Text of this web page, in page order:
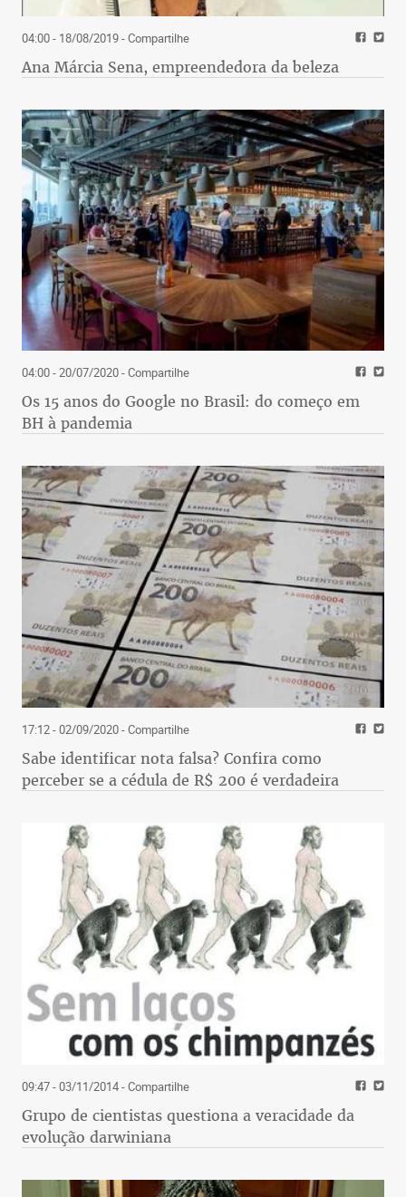
04:00 - 18/08/2019- Compartilhe
Ana Márcia Sena, empreendedora da beleza
04:00 - 20/07/2020- Compartilhe
Os 15 anos do Google no Brasil: do começo em
BH à pandemia
17:12 - 02/09/2020- Compartilhe
Sabe identificar nota falsa? Confira como
perceber se a cédula de R$ 200 é verdadeira
09:47 - 03/11/2014- Compartilhe
Grupo de cientistas questiona a veracidade da
evolução darwiniana